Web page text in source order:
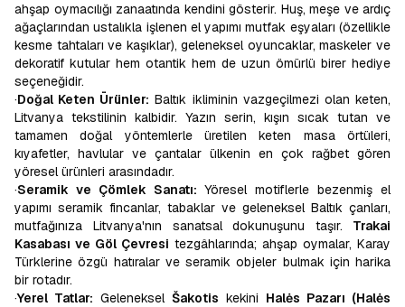
ahşap oymacılığı zanaatında kendini gösterir. Huş, meşe ve ardıç
ağaçlarından ustalıkla işlenen el yapımı mutfak eşyaları (özellikle
kesme tahtaları ve kaşıklar), geleneksel oyuncaklar, maskeler ve
dekoratif kutular hem otantik hem de uzun ömürlü birer hediye
seçeneğidir.
·Doğal Keten Ürünler: Baltık ikliminin vazgeçilmezi olan keten,
Litvanya tekstilinin kalbidir. Yazın serin, kışın sıcak tutan ve
tamamen doğal yöntemlerle üretilen keten masa örtüleri,
kıyafetler, havlular ve çantalar ülkenin en çok rağbet gören
yöresel ürünleri arasındadır.
·Seramik ve Çömlek Sanatı: Yöresel motiflerle bezenmiş el
yapımı seramik fincanlar, tabaklar ve geleneksel Baltık çanları,
mutfağınıza Litvanya'nın sanatsal dokunuşunu taşır. Trakai
Kasabası ve Göl Çevresi tezgâhlarında; ahşap oymalar, Karay
Türklerine özgü hatıralar ve seramik objeler bulmak için harika
bir rotadır.
·Yerel Tatlar: Geleneksel Šakotis kekini Halės Pazarı (Halės